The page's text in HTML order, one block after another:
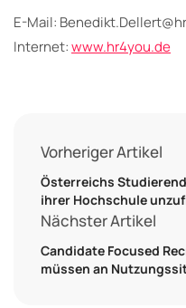
E-Mail:
Internet:www.hr4you.de
Vorheriger Artikel
Österreichs
ihrer Hochschule
Nächster Artikel
Candidate Focused
müssen an